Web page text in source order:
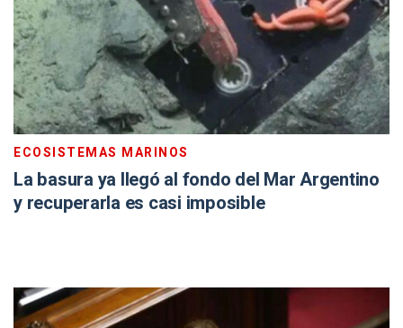
ECOSISTEMAS MARINOS
La basura ya llegó al fondo del Mar Argentino
y recuperarla es casi imposible